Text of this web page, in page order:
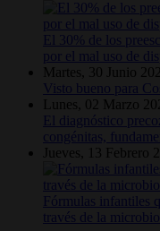
El 30% de los
por el mal uso de
Martes, 30 Junio
Visto bueno para
Lunes, 02 Marzo
El diagnóstico
congénitas,
Jueves, 13 Febrero
Fórmulas infantiles
través de la